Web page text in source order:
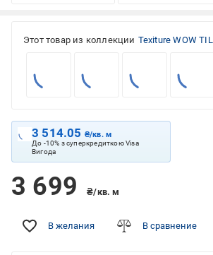
Этот товар из коллекции Texiture WOW
3 514.05 ₴/кв. м
До -10% з суперкредиткою Visa
Вигода
3 699 ₴/кв. м
В желания В сравнение